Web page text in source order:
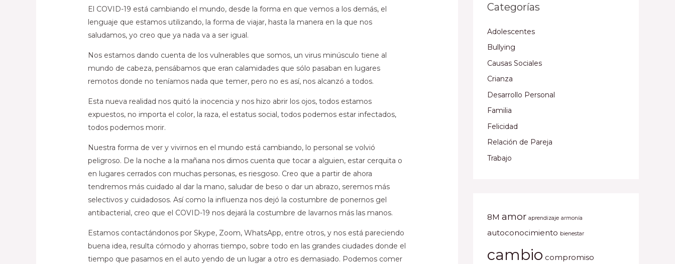
El COVID-19 está cambiando el mundo, desde la forma en que vemos a los demás, el
lenguaje que estamos utilizando, la forma de viajar, hasta la manera en la que nos
saludamos, yo creo que ya nada va a ser igual.
Nos estamos dando cuenta de los vulnerables que somos, un virus minúsculo tiene al
mundo de cabeza, pensábamos que eran calamidades que sólo pasaban en lugares
remotos donde no teníamos nada que temer, pero no es así, nos alcanzó a todos.
Esta nueva realidad nos quitó la inocencia y nos hizo abrir los ojos, todos estamos
expuestos, no importa el color, la raza, el estatus social, todos podemos estar infectados,
todos podemos morir.
Nuestra forma de ver y vivirnos en el mundo está cambiando, lo personal se volvió
peligroso. De la noche a la mañana nos dimos cuenta que tocar a alguien, estar cerquita o
en lugares cerrados con muchas personas, es riesgoso. Creo que a partir de ahora
tendremos más cuidado al dar la mano, saludar de beso o dar un abrazo, seremos más
selectivos y cuidadosos. Así como la influenza nos dejó la costumbre de ponernos gel
antibacterial, creo que el COVID-19 nos dejará la costumbre de lavarnos más las manos.
Estamos contactándonos por Skype, Zoom, WhatsApp, entre otros, y nos está pareciendo
buena idea, resulta cómodo y ahorras tiempo, sobre todo en las grandes ciudades donde el
tiempo que pasamos en el auto yendo de un lugar a otro es demasiado. Podemos comer
Categorías
Adolescentes
Bullying
Causas Sociales
Crianza
Desarrollo Personal
Familia
Felicidad
Relación de Pareja
Trabajo
8M amor aprendizaje armonía
autoconocimiento bienestar
cambio compromiso